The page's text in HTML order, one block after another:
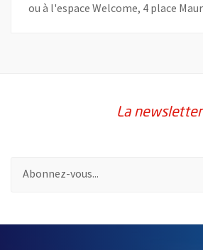
ou à l'espace Welcome, 4 place
La newsletter